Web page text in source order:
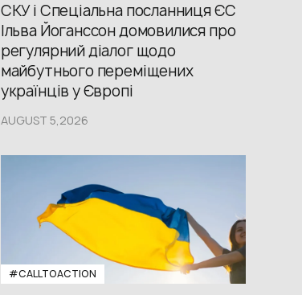
СКУ і Спеціальна посланниця ЄС
Ільва Йоганссон домовилися про
регулярний діалог щодо
майбутнього переміщених
українців у Європі
AUGUST 5,2026
#CALLTOACTION